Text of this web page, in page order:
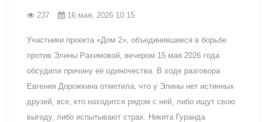
237 16 мая, 2026 10:15
Участники проекта «Дом 2», объединившиеся в борьбе
против Элины Рахимовой, вечером 15 мая 2026 года
обсудили причину её одиночества. В ходе разговора
Евгения Дорожкина отметила, что у Элины нет истинных
друзей, все, кто находится рядом с ней, либо ищут свою
выгоду, либо испытывают страх. Никита Гуранда